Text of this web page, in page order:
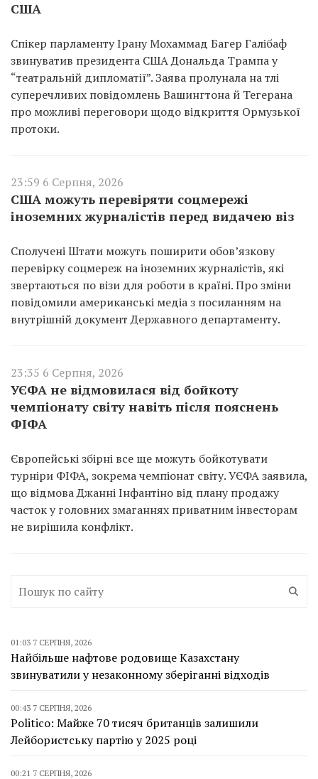
США
Спікер парламенту Ірану Мохаммад Багер Галібаф
звинуватив президента США Дональда Трампа у
“театральній дипломатії”. Заява пролунала на тлі
суперечливих повідомлень Вашингтона й Тегерана
про можливі переговори щодо відкриття Ормузької
протоки.
23:59 6 Серпня, 2026
США можуть перевіряти соцмережі
іноземних журналістів перед видачею віз
Сполучені Штати можуть поширити обов’язкову
перевірку соцмереж на іноземних журналістів, які
звертаються по візи для роботи в країні. Про зміни
повідомили американські медіа з посиланням на
внутрішній документ Державного департаменту.
23:35 6 Серпня, 2026
УЄФА не відмовилася від бойкоту
чемпіонату світу навіть після пояснень
ФІФА
Європейські збірні все ще можуть бойкотувати
турніри ФІФА, зокрема чемпіонат світу. УЄФА заявила,
що відмова Джанні Інфантіно від плану продажу
часток у головних змаганнях приватним інвесторам
не вирішила конфлікт.
01:03 7 СЕРПНЯ, 2026
Найбільше нафтове родовище Казахстану
звинуватили у незаконному зберіганні відходів
00:43 7 СЕРПНЯ, 2026
Politico: Майже 70 тисяч британців залишили
Лейбористську партію у 2025 році
00:21 7 СЕРПНЯ, 2026